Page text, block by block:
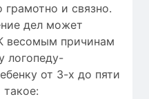
и связно.
дел может
весомым причинам
логопеду-
от 3-х до пяти
такое: